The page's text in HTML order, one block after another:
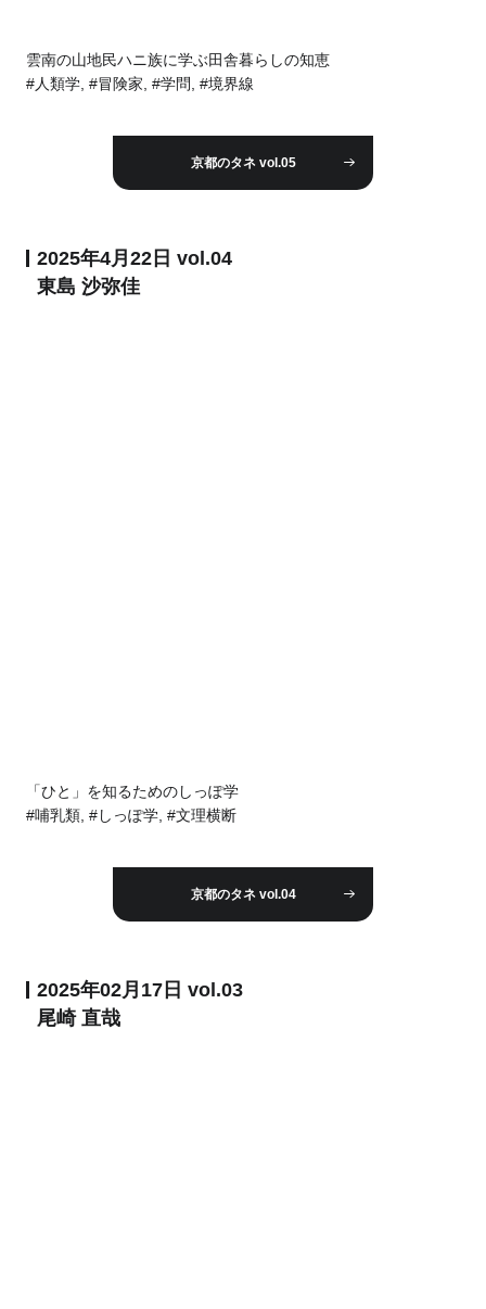
雲南の山地民ハニ族に学ぶ田舎暮らしの知恵
#人類学, #冒険家, #学問, #境界線
京都のタネ vol.05
2025年4月22日 vol.04
東島 沙弥佳
「ひと」を知るためのしっぽ学
#哺乳類, #しっぽ学, #文理横断
京都のタネ vol.04
2025年02月17日 vol.03
尾崎 直哉